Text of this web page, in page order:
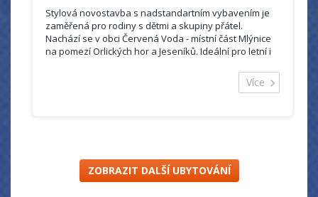
Stylová novostavba s nadstandartním vybavením je
zaměřená pro rodiny s dětmi a skupiny přátel.
Nachází se v obci Červená Voda - místní část Mlýnice
na pomezí Orlických hor a Jeseníků. Ideální pro letní i
V blízkosti se nachází spousta atrakcí a zajímavých
výletů, jako jsou např. rozhledny na Suchém Vrchu,
Více
ZOBRAZIT DALŠÍ UBYTOVÁNÍ